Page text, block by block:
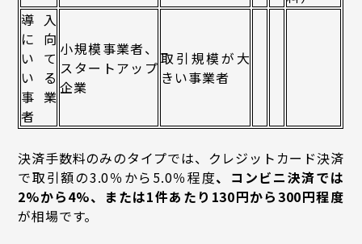
導入
に向
いて
いる
事業
者
小規模事業者、
スタートアップ
企業
取引規模が大
きい事業者
決済手数料のみのタイプでは、クレジットカード決済
で取引額の3.0％から5.0％程度、コンビニ決済では
2%から4%、または1件あたり130円から300円程度
が相場です。